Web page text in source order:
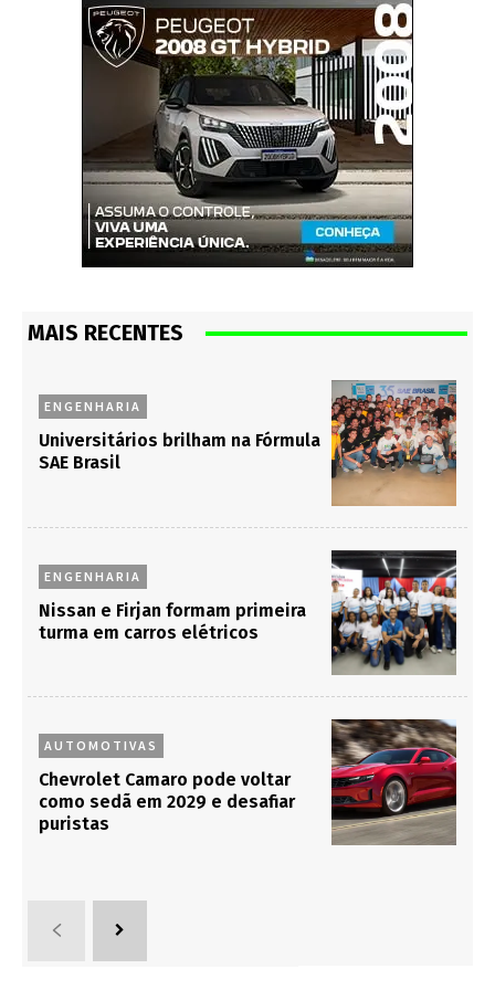
MAIS RECENTES
ENGENHARIA
Universitários brilham na Fórmula
SAE Brasil
ENGENHARIA
Nissan e Firjan formam primeira
turma em carros elétricos
AUTOMOTIVAS
Chevrolet Camaro pode voltar
como sedã em 2029 e desafiar
puristas